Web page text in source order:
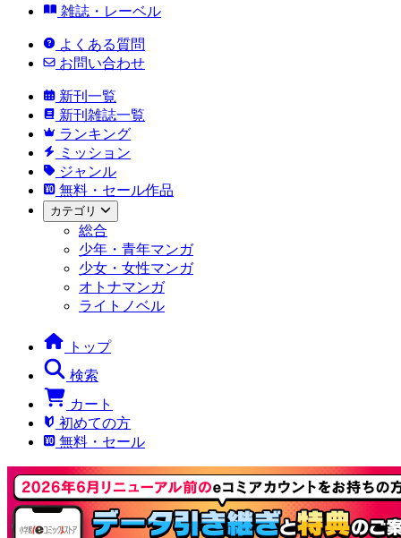
雑誌・レーベル
よくある質問
お問い合わせ
新刊一覧
新刊雑誌一覧
ランキング
ミッション
ジャンル
無料・セール作品
カテゴリ
総合
少年・青年マンガ
少女・女性マンガ
オトナマンガ
ライトノベル
トップ
検索
カート
初めての方
無料・セール